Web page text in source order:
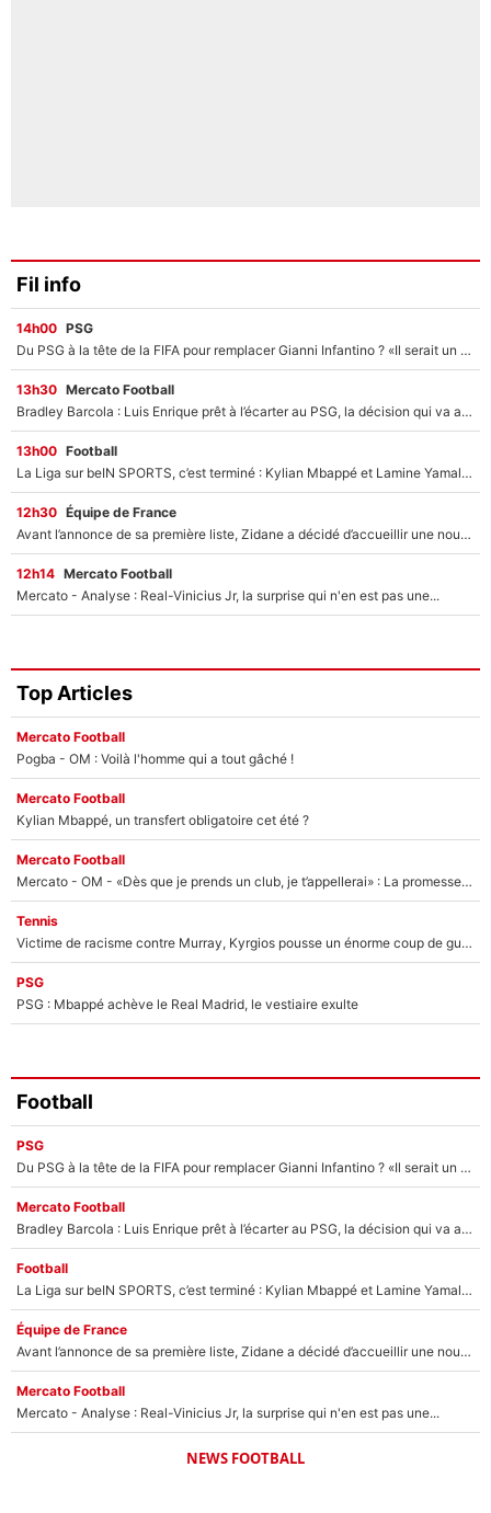
Fil info
14h00 PSG
Du PSG à la tête de la FIFA pour remplacer Gianni Infantino ? «Il serait un mauvais président», le patron de la Liga s'attaque à Nasser Al-Khelaïfi !
13h30 Mercato Football
Bradley Barcola : Luis Enrique prêt à l’écarter au PSG, la décision qui va accélérer son transfert à Liverpool ?
13h00 Football
La Liga sur beIN SPORTS, c’est terminé : Kylian Mbappé et Lamine Yamal changent de chaîne, «le moment était venu d'ouvrir un nouveau chapitre»
12h30 Équipe de France
Avant l’annonce de sa première liste, Zidane a décidé d’accueillir une nouvelle tête en équipe de France
12h14 Mercato Football
Mercato - Analyse : Real-Vinicius Jr, la surprise qui n'en est pas une...
Top Articles
Mercato Football
Pogba - OM : Voilà l'homme qui a tout gâché !
Mercato Football
Kylian Mbappé, un transfert obligatoire cet été ?
Mercato Football
Mercato - OM - «Dès que je prends un club, je t’appellerai» : La promesse de Marcelino au moment de claquer la porte
Tennis
Victime de racisme contre Murray, Kyrgios pousse un énorme coup de gueule !
PSG
PSG : Mbappé achève le Real Madrid, le vestiaire exulte
Football
PSG
Du PSG à la tête de la FIFA pour remplacer Gianni Infantino ? «Il serait un mauvais président», le patron de la Liga s'attaque à Nasser Al-Khelaïfi !
Mercato Football
Bradley Barcola : Luis Enrique prêt à l’écarter au PSG, la décision qui va accélérer son transfert à Liverpool ?
Football
La Liga sur beIN SPORTS, c’est terminé : Kylian Mbappé et Lamine Yamal changent de chaîne, «le moment était venu d'ouvrir un nouveau chapitre»
Équipe de France
Avant l’annonce de sa première liste, Zidane a décidé d’accueillir une nouvelle tête en équipe de France
Mercato Football
Mercato - Analyse : Real-Vinicius Jr, la surprise qui n'en est pas une...
NEWS FOOTBALL